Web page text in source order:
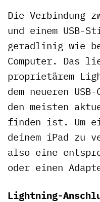
Die Verbindung
und einem
geradlinig wie
Computer. Das
proprietärem
dem neueren
den meisten
finden ist. Um
deinem iPad zu
also eine
oder einen
Lightning-